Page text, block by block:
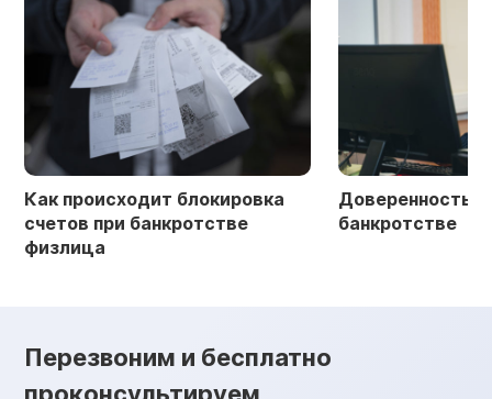
Как происходит блокировка
счетов при банкротстве
физлица
Доверенность
банкротстве
Перезвоним и бесплатно